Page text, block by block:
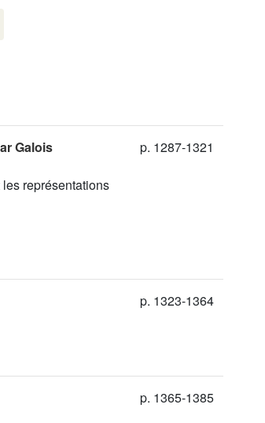
Galois
représentations
p. 1287-1321
p. 1323-1364
p. 1365-1385